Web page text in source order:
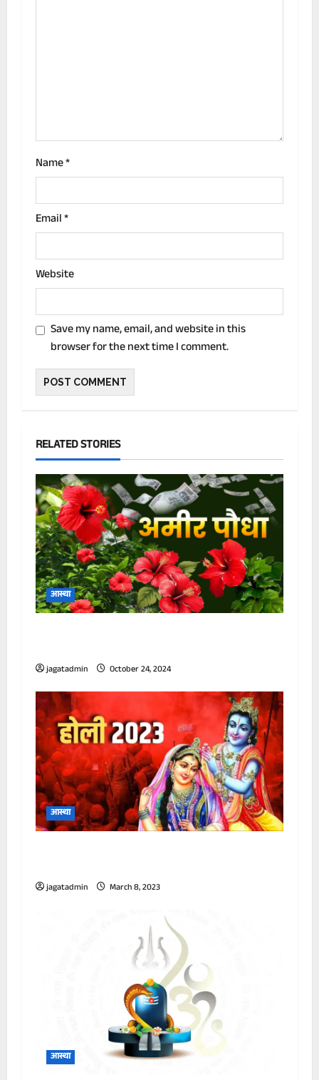
n
Name*
Email*
Website
Save my name, email, and website in this
browser for the next time I comment.
RELATED STORIES
आस्था
jagatadmin October 24, 2024
आस्था
jagatadmin March 8, 2023
आस्था